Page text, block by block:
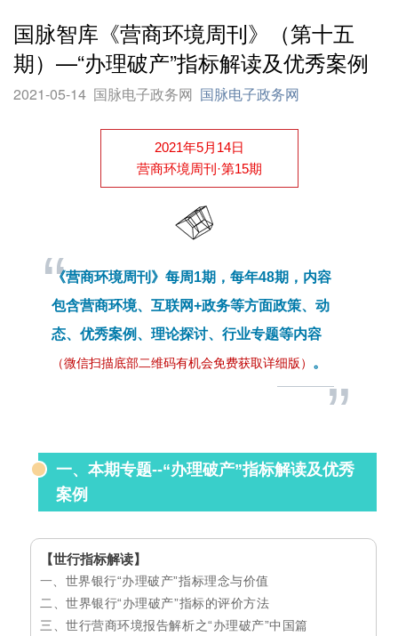
国脉智库《营商环境周刊》（第十五
期）—“办理破产”指标解读及优秀案例
2021-05-14 国脉电子政务网 国脉电子政务网
2021年5月14日
营商环境周刊·第15期
“
《营商环境周刊》每周1期，每年48期，内容
包含营商环境、互联网+政务等方面政策、动
态、优秀案例、理论探讨、行业专题等内容
（微信扫描底部二维码有机会免费获取详细版） 。
”
一、本期专题--“办理破产”指标解读及优秀
案例
【世行指标解读】
一 、世界银行“办理破产”指标理念与价值
二、世界银行“办理破产”指标的评价方法
三、世行营商环境报告解析之“办理破产”中国篇